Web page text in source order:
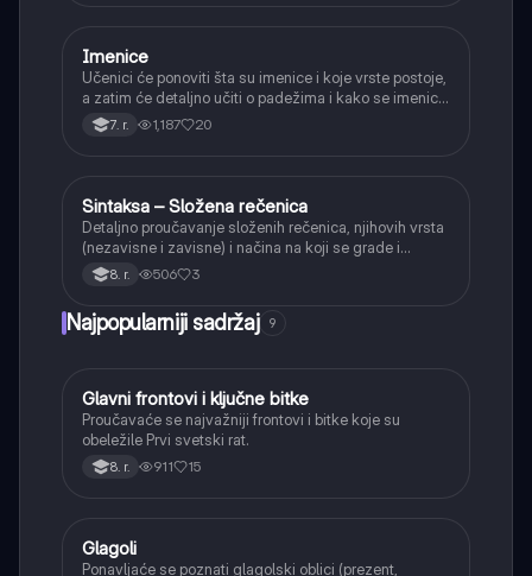
Srpski jezik
Imenice
Učenici će ponoviti šta su imenice i koje vrste postoje,
a zatim će detaljno učiti o padežima i kako se imenice
menjaju da bi pokazale svoju ulogu u rečenici.
7. r. 1,187 20
Srpski jezik
Sintaksa – Složena rečenica
Detaljno proučavanje složenih rečenica, njihovih vrsta
(nezavisne i zavisne) i načina na koji se grade i
povezuju.
8. r. 506 3
Najpopularniji sadržaj 9
Istorija
Glavni frontovi i ključne bitke
Proučavaće se najvažniji frontovi i bitke koje su
obeležile Prvi svetski rat.
8. r. 911 15
Srpski jezik
Glagoli
Ponavljaće se poznati glagolski oblici (prezent,